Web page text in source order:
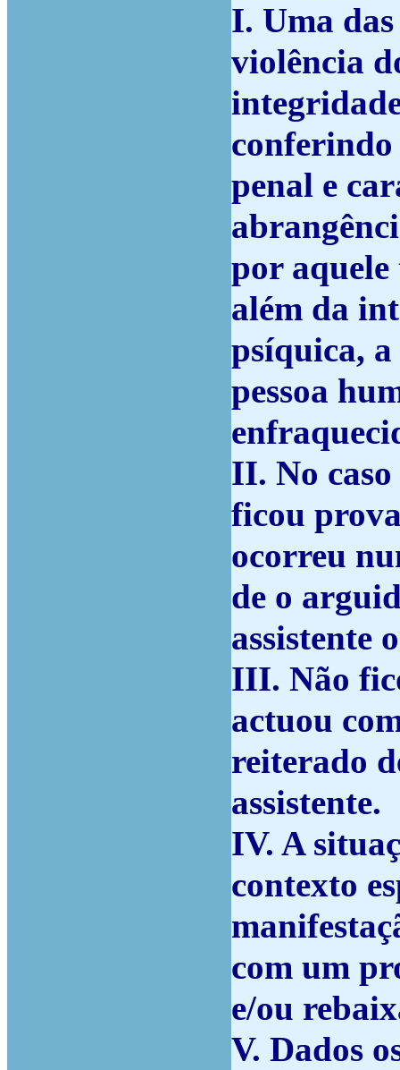
I. Uma
violência
penal e
por
além da
psíquica,
pessoa
II. No caso
ficou
ocorreu
de o
assistente
III. Não
actuou
reiterado
assistente.
IV. A
contexto
com um
e/ou
V. Dados